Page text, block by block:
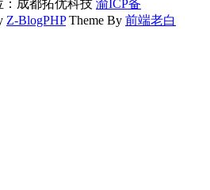
：成都拓优科技 渝ICP备
Z-BlogPHPTheme By 前端老白